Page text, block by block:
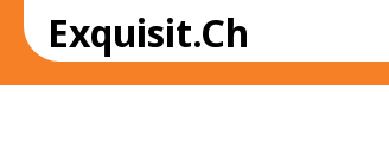
Exquisit.ch